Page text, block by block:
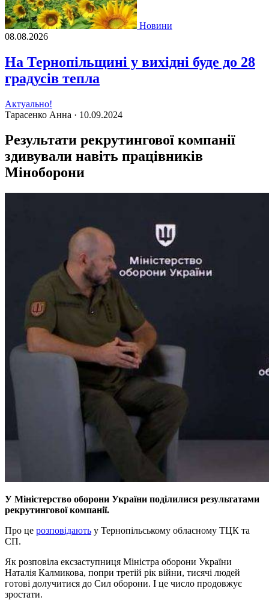
Новини
08.08.2026
На Тернопільщині у вихідні буде до 28
градусів тепла
Актуально!
Тарасенко Анна · 10.09.2024
Результати рекрутингової компанії
здивували навіть працівників
Міноборони
У Міністерство оборони України поділилися результатами
рекрутингової компанії.
Про це розповідають у Тернопільському обласному ТЦК та
СП.
Як розповіла ексзаступниця Міністра оборони України
Наталія Калмикова, попри третій рік війни, тисячі людей
готові долучитися до Сил оборони. І це число продовжує
зростати.